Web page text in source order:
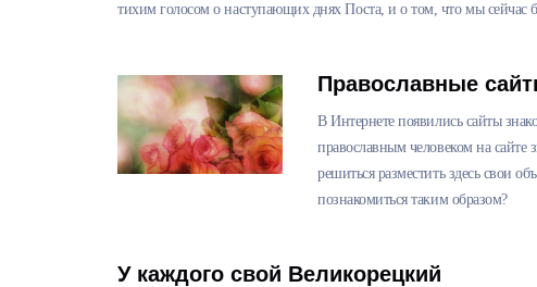
тихим голосом о наступающих днях Поста, и о том, что мы сейчас
Православные
В Интернете появились сайты
православным человеком на сайте
решиться разместить здесь свои
познакомиться таким образом?
У каждого свой Великорецкий